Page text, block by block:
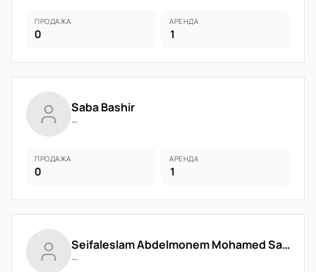
ПРОДАЖА
0
АРЕНДА
1
Saba Bashir
—
ПРОДАЖА
0
АРЕНДА
1
Seifaleslam Abdelmonem Mohamed Salih
—